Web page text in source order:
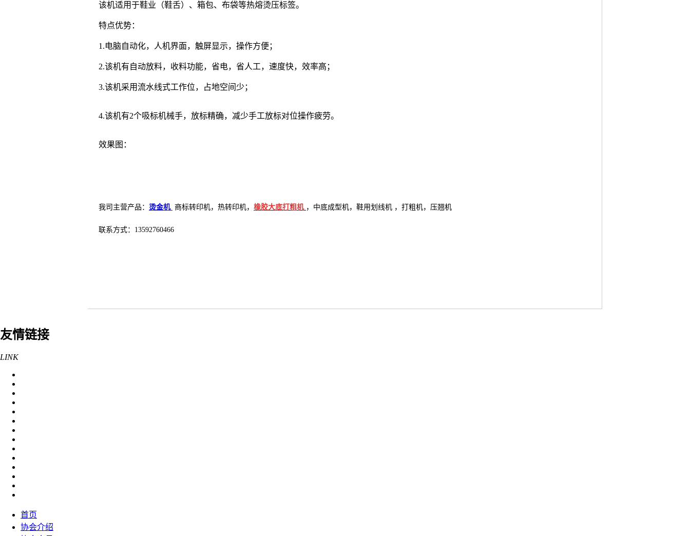
该机适用于鞋业（鞋舌）、箱包、布袋等热熔烫压标签。
特点优势：
1.电脑自动化，人机界面，触屏显示，操作方便；
2.该机有自动放料，收料功能，省电，省人工，速度快，效率高；
3.该机采用流水线式工作位，占地空间少；
4.该机有2个吸标机械手，放标精确，减少手工放标对位操作疲劳。
效果图：
我司主营产品： 烫金机 商标转印机， 热转印机， 橡胶大底打粗机 ， 中底成型机， 鞋用划线机 ， 打粗机， 压翘机
联系方式：13592760466
友情链接
LINK
首页
协会介绍